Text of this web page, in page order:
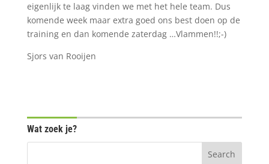
eigenlijk te laag vinden we met het hele team. Dus
komende week maar extra goed ons best doen op de
training en dan komende zaterdag …Vlammen!!;-)
Sjors van Rooijen
Wat zoek je?